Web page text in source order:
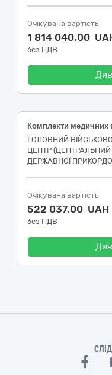
Очікувана вартість
1 814 040,00
без ПДВ
ГОЛОВНИЙ
ЦЕНТР (ЦЕНТРАЛЬНИЙ
ДЕРЖАВНОЇ
Очікувана вартість
522 037,00 UAH
без ПДВ